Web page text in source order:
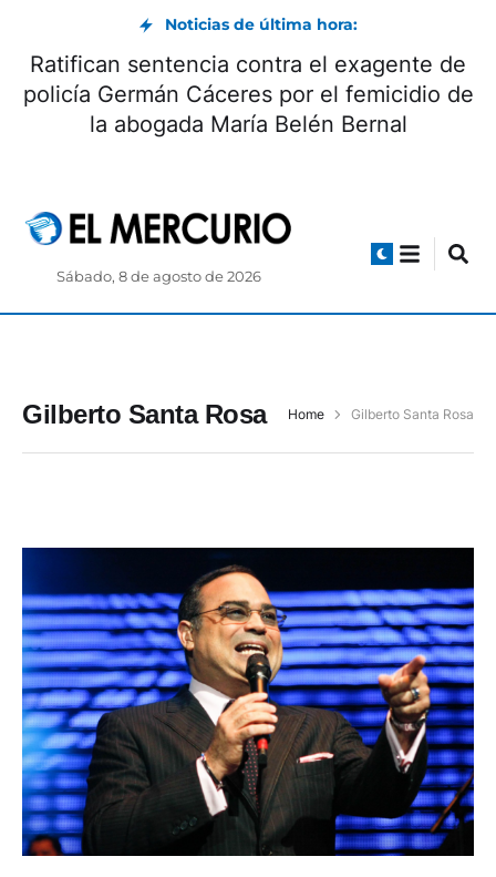
Noticias de última hora:
Ratifican sentencia contra el exagente de
policía Germán Cáceres por el femicidio de
la abogada María Belén Bernal
Sábado, 8 de agosto de 2026
Gilberto Santa Rosa Home Gilberto Santa Rosa